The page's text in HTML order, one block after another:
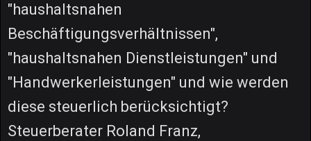
"haushaltsnahen
Beschäftigungsverhältnissen",
"haushaltsnahen Dienstleistungen" und
"Handwerkerleistungen" und wie werden
diese steuerlich berücksichtigt?
Steuerberater Roland Franz,